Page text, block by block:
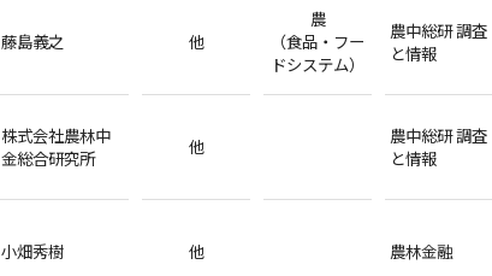
藤島義之 他
農
（食品・フー
ドシステム）
農中総研 調査
と情報
株式会社農林中
金総合研究所
他
農中総研 調査
と情報
小畑秀樹 他 農林金融